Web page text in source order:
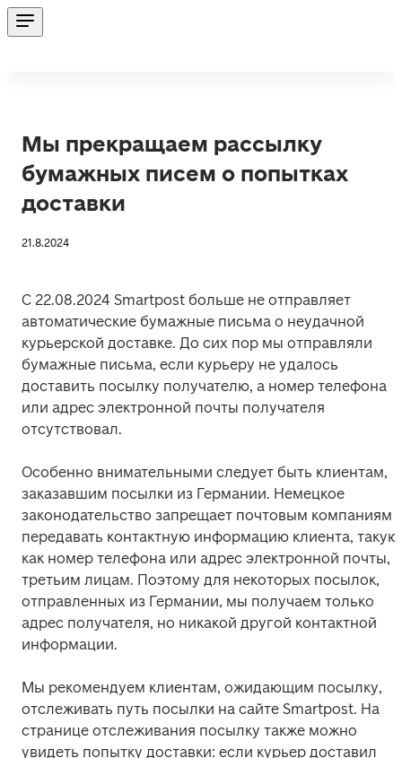
Мы прекращаем рассылку
бумажных писем о попытках
доставки
21.8.2024
С 22.08.2024 Smartpost больше не отправляет
автоматические бумажные письма о неудачной
курьерской доставке. До сих пор мы отправляли
бумажные письма, если курьеру не удалось
доставить посылку получателю, а номер телефона
или адрес электронной почты получателя
отсутствовал.
Особенно внимательными следует быть клиентам,
заказавшим посылки из Германии. Немецкое
законодательство запрещает почтовым компаниям
передавать контактную информацию клиента, такую
как номер телефона или адрес электронной почты,
третьим лицам. Поэтому для некоторых посылок,
отправленных из Германии, мы получаем только
адрес получателя, но никакой другой контактной
информации.
Мы рекомендуем клиентам, ожидающим посылку,
отслеживать путь посылки на сайте Smartpost. На
странице отслеживания посылку также можно
увидеть попытку доставки: если курьер доставил